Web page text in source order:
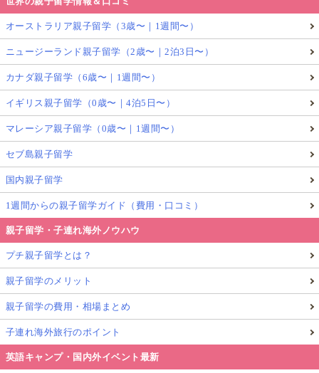
オーストラリア親子留学（3歳〜｜1週間〜）
ニュージーランド親子留学（2歳〜｜2泊3日〜）
カナダ親子留学（6歳〜｜1週間〜）
イギリス親子留学（0歳〜｜4泊5日〜）
マレーシア親子留学（0歳〜｜1週間〜）
セブ島親子留学
国内親子留学
1週間からの親子留学ガイド（費用・口コミ）
親子留学・子連れ海外ノウハウ
プチ親子留学とは？
親子留学のメリット
親子留学の費用・相場まとめ
子連れ海外旅行のポイント
英語キャンプ・国内外イベント最新